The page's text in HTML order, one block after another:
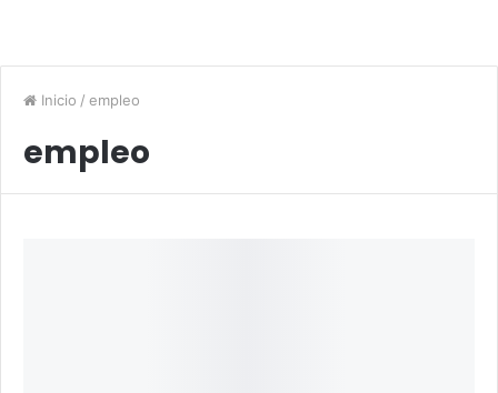
Inicio / empleo
empleo